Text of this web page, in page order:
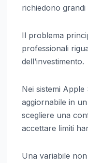
richiedono
Il problema
professionali
dell’investimento.
Nei sistemi
aggiornabile in
scegliere una
accettare limiti
Una variabile